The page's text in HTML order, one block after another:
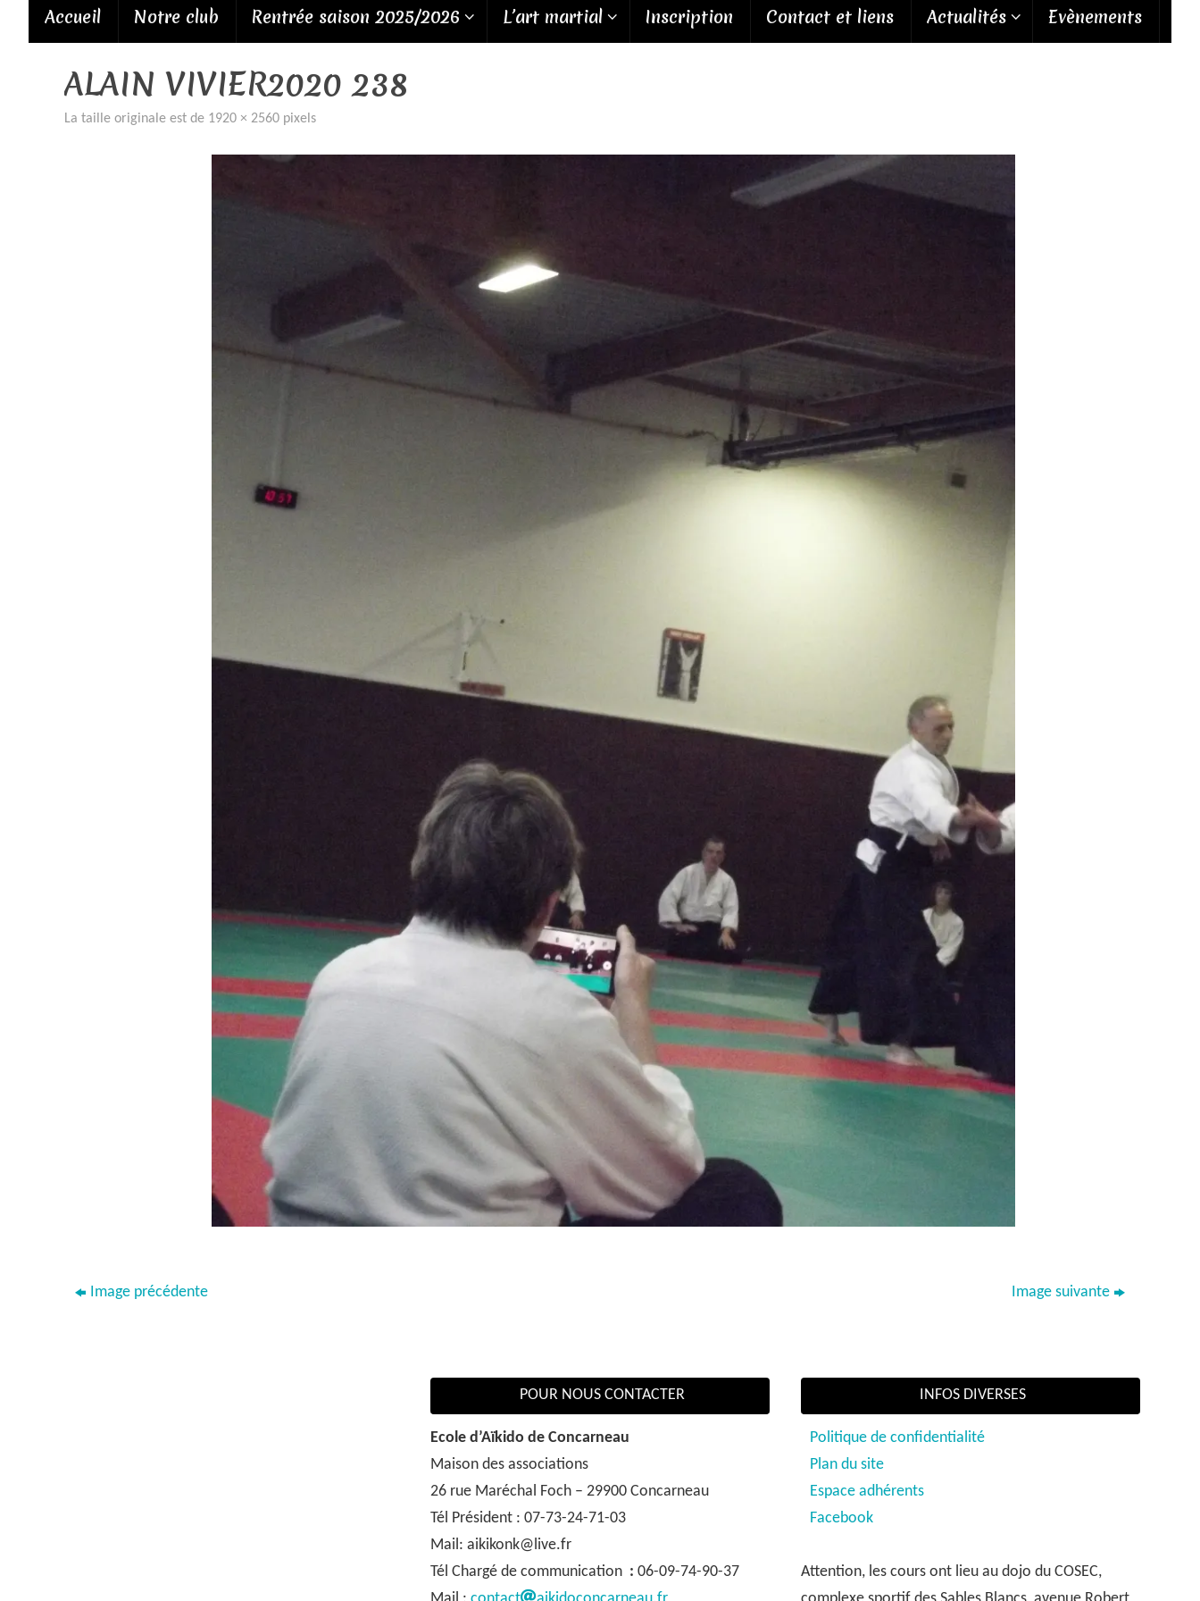
Accueil Notre club Rentrée saison 2025/2026 L’art martial Inscription Contact et liens Actualités Evènements
ALAIN VIVIER2020 238
La taille originale est de 1920 × 2560 pixels
Image précédente Image suivante
POUR NOUS CONTACTER
Ecole d’Aïkido de Concarneau
Maison des associations
26 rue Maréchal Foch – 29900 Concarneau
Tél Président : 07-73-24-71-03
Mail: aikikonk@live.fr
Tél Chargé de communication : 06-09-74-90-37
INFOS DIVERSES
Politique de confidentialité
Plan du site
Espace adhérents
Facebook
Attention, les cours ont lieu au dojo du COSEC,